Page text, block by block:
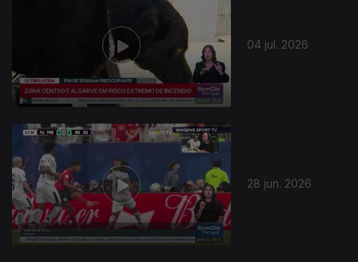
04 jul. 2026
28 jun. 2026
939106